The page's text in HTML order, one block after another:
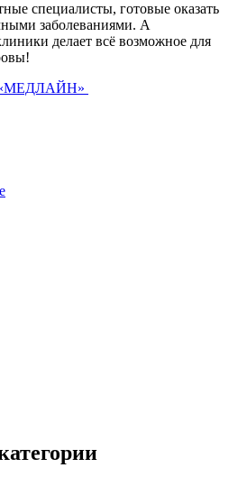
специалисты, готовые оказать
заболеваниями. А
делает всё возможное для
«МЕДЛАЙН»